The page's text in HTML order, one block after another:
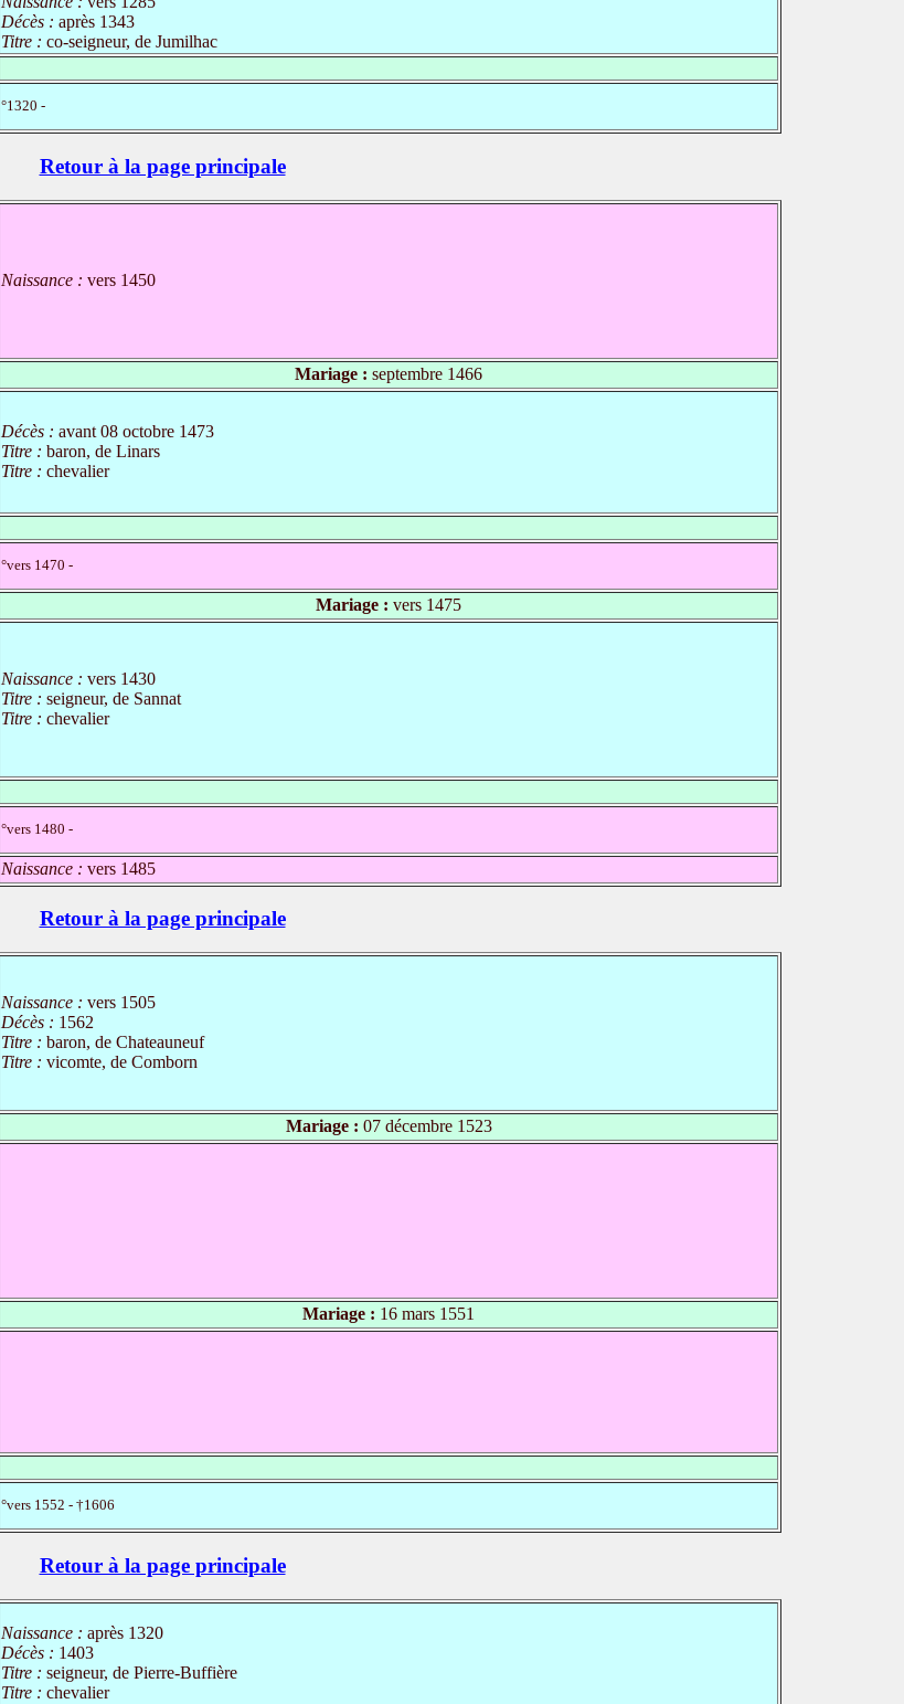
Décès : après 1343
Titre : co-seigneur, de Jumilhac
°1320 -
Retour à la page principale
Naissance : vers 1450
Mariage : septembre 1466
Décès : avant 08 octobre 1473
Titre : baron, de Linars
Titre : chevalier
°vers 1470 -
Mariage : vers 1475
Naissance : vers 1430
Titre : seigneur, de Sannat
Titre : chevalier
°vers 1480 -
Naissance : vers 1485
Retour à la page principale
Naissance : vers 1505
Décès : 1562
Titre : baron, de Chateauneuf
Titre : vicomte, de Comborn
Mariage : 07 décembre 1523
Mariage : 16 mars 1551
°vers 1552 - †1606
Retour à la page principale
Naissance : après 1320
Décès : 1403
Titre : seigneur, de Pierre-Buffière
Titre : chevalier